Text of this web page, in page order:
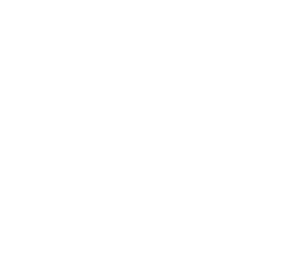
benutze die